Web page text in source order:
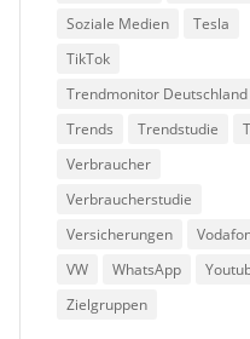
Soziale Medien
Tesla
TikTok
Trendmonitor Deutschland
Trends
Trendstudie
Verbraucher
Verbraucherstudie
Versicherungen
VW
WhatsApp
Zielgruppen